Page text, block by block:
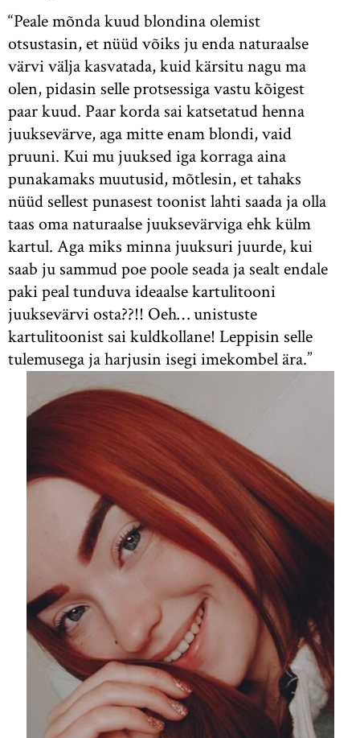
“Peale mõnda kuud blondina olemist
otsustasin, et nüüd võiks ju enda naturaalse
värvi välja kasvatada, kuid kärsitu nagu ma
olen, pidasin selle protsessiga vastu kõigest
paar kuud. Paar korda sai katsetatud henna
juuksevärve, aga mitte enam blondi, vaid
pruuni. Kui mu juuksed iga korraga aina
punakamaks muutusid, mõtlesin, et tahaks
nüüd sellest punasest toonist lahti saada ja olla
taas oma naturaalse juuksevärviga ehk külm
kartul. Aga miks minna juuksuri juurde, kui
saab ju sammud poe poole seada ja sealt endale
paki peal tunduva ideaalse kartulitooni
juuksevärvi osta??!! Oeh… unistuste
kartulitoonist sai kuldkollane! Leppisin selle
tulemusega ja harjusin isegi imekombel ära.”